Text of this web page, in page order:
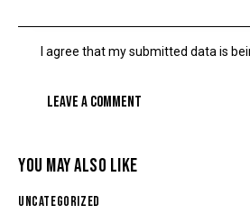
I agree that my submitted data is
YOU MAY ALSO LIKE
UNCATEGORIZED